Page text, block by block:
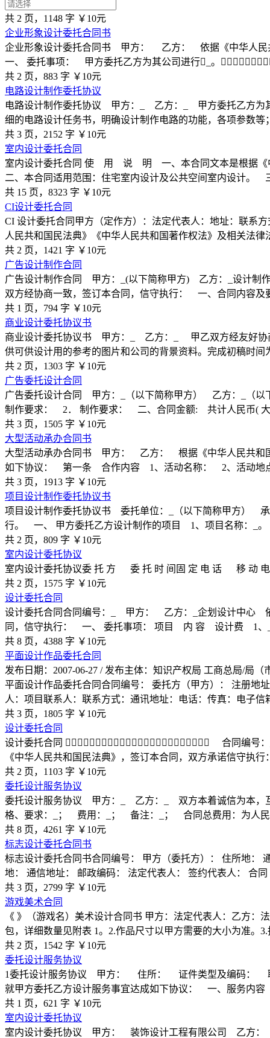
共 2 页，1148 字 ￥10元
企业形象设计委托合同书
企业形象设计委托合同书 甲方： 乙方： 依据《中华人民
一、 委托事项： 甲方委托乙方为其公司进行￿_。
共 2 页，883 字 ￥10元
电路设计制作委托协议
电路设计制作委托协议 甲方：_ 乙方：_ 甲方委托乙方为
细的电路设计任务书，明确设计制作电路的功能，各项参数等
共 3 页，2152 字 ￥10元
室内设计委托合同
室内设计委托合同 使 用 说 明 一、本合同文本是根据《
二、本合同适用范围：住宅室内设计及公共空间室内设计。
共 15 页，8323 字 ￥10元
CI设计委托合同
CI 设计委托合同甲方（定作方）：法定代表人：地址：联系
人民共和国民法典》《中华人民共和国著作权法》及相关法律
共 2 页，1421 字 ￥10元
广告设计制作合同
广告设计制作合同 甲方：_(以下简称甲方) 乙方：_设计制
双方经协商一致，签订本合同，信守执行： 一、合同内容
共 1 页，794 字 ￥10元
商业设计委托协议书
商业设计委托协议书 甲方：_ 乙方：_ 甲乙双方经友好协
供可供设计用的参考的图片和公司的背景资料。完成初稿时间
共 2 页，1303 字 ￥10元
广告委托设计合同
广告委托设计合同 甲方：_（以下简称甲方） 乙方：_（
制作要求： 2． 制作要求： 二、合同金额: 共计人民币( 大
共 3 页，1505 字 ￥10元
大型活动承办合同书
大型活动承办合同书 甲方： 乙方： 根据《中华人民共和国
如下协议： 第一条 合作内容 1、活动名称： 2、活动地
共 3 页，1913 字 ￥10元
项目设计制作委托协议书
项目设计制作委托协议书 委托单位：_（以下简称甲方）
行。 一、 甲方委托乙方设计制作的项目 1、项目名称：_
共 2 页，809 字 ￥10元
室内设计委托协议
室内设计委托协议委 托 方 委 托 时 间固 定 电 话 移 动
共 2 页，1575 字 ￥10元
设计委托合同
设计委托合同合同编号：_ 甲方： 乙方：_企划设计中心 依
同，信守执行： 一、 委托事项： 项目 内 容 设计费 1、
共 8 页，4388 字 ￥10元
平面设计作品委托合同
发布日期：2007-06-27 / 发布主体：知识产权局 工商总局/局（
平面设计作品委托合同合同编号： 委托方（甲方）： 注册地
人：项目联系人：联系方式：通讯地址：电话：传真：电子信
共 3 页，1805 字 ￥10元
设计委托合同
设计委托合同 ￿￿￿￿￿￿￿￿￿￿￿￿￿￿￿￿￿￿￿￿￿￿￿￿ 合同编号：
《中华人民共和国民法典》，签订本合同，双方承诺信守执行
共 2 页，1103 字 ￥10元
委托设计服务协议
委托设计服务协议 甲方：_ 乙方：_ 双方本着诚信为本，
格、要求：_； 费用：_； 备注：_； 合同总费用：为人民
共 8 页，4261 字 ￥10元
标志设计委托合同书
标志设计委托合同书合同编号： 甲方（委托方）： 住所地：
地： 通信地址： 邮政编码： 法定代表人： 签约代表人： 合同
共 3 页，2799 字 ￥10元
游戏美术合同
《 》（游戏名）美术设计合同书 甲方：法定代表人：乙方
包，详细数量见附表 1。2.作品尺寸以甲方需要的大小为准。
共 2 页，1542 字 ￥10元
委托设计服务协议
1委托设计服务协议 甲方： 住所： 证件类型及编码：
就甲方委托乙方设计服务事宜达成如下协议： 一、服务
共 1 页，621 字 ￥10元
室内设计委托协议
室内设计委托协议 甲方： 装饰设计工程有限公司 乙方：